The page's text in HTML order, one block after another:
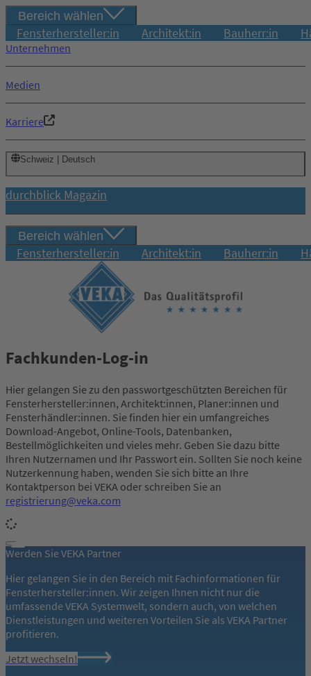
Bereich wählen
Fensterhersteller:in Architekt:in Bauherr:in
Unternehmen
Medien
Karriere
Schweiz | Deutsch
durchblick Magazin
Bereich wählen
Fensterhersteller:in Architekt:in Bauherr:in
Fachkunden-Log-in
Hier gelangen Sie zu den passwortgeschützten Bereichen für
Fensterhersteller:innen, Architekt:innen, Planer:innen und
Fensterhändler:innen. Sie finden hier ein umfangreiches
Download-Angebot, Online-Tools, Datenbanken,
Bestellmöglichkeiten und vieles mehr. Geben Sie dazu bitte
Ihren Nutzernamen und Ihr Passwort ein. Sollten Sie noch keine
Nutzerkennung haben, wenden Sie sich bitte an Ihre
Kontaktperson bei VEKA oder schreiben Sie an
registrierung@veka.com
Werden Sie VEKA Partner
Hier gelangen Sie in den Bereich mit Fachinformationen für
Fensterhersteller:innen. Wir zeigen Ihnen nicht nur die
umfassende VEKA Systemwelt, sondern auch, von welchen
Dienstleistungen und weiteren Vorteilen Sie als VEKA Partner
profitieren.
Jetzt wechseln!